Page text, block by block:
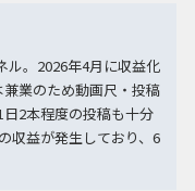
ル。2026年4月に収益化
兼業のため動画尺・投稿
2本程度の投稿も十分
収益が発生しており、6